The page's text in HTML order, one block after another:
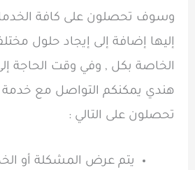
وسوف تحصلون على كافة
إليها إضافة إلى إيجاد حلول
الخاصة بكل , وفي وقت الحاجة
هندي يمكنكم التواصل مع
تحصلون على التالي :
يتم عرض المشكلة أو